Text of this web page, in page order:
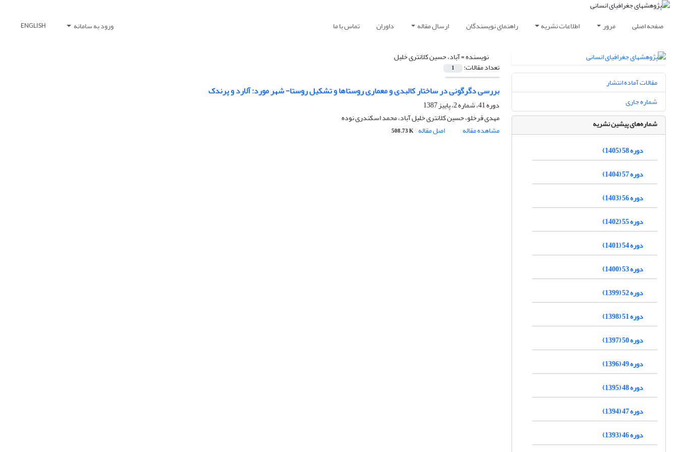
صفحه اصلی مرور اطلاعات نشریه راهنمای نویسندگان ارسال مقاله داوران تماس با ما ورود به سامانه ENGLISH
نویسنده =آباد، حسین کلانتری خلیل
تعداد مقالات: 1
بررسی دگرگونی در ساختار کالبدی و معماری روستاها و تشکیل روستا- شهر مورد: آلارد و پرندک
دوره 41، شماره 2، پاییز 1387
مهدی قرخلو، حسین کلانتری خلیل آباد، محمد اسکندری نوده
مشاهده مقاله
اصل مقاله 508.73 K
مقالات آماده انتشار
شماره جاری
شماره‌های پیشین نشریه
دوره 58 (1405)
دوره 57 (1404)
دوره 56 (1403)
دوره 55 (1402)
دوره 54 (1401)
دوره 53 (1400)
دوره 52 (1399)
دوره 51 (1398)
دوره 50 (1397)
دوره 49 (1396)
دوره 48 (1395)
دوره 47 (1394)
دوره 46 (1393)